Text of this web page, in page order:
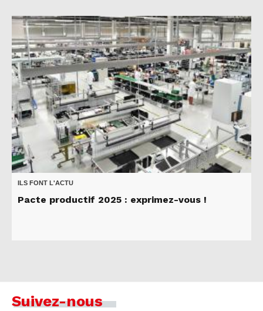
ILS FONT L'ACTU
Pacte productif 2025 : exprimez-vous !
Suivez-nous